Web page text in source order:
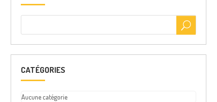
CATÉGORIES
Aucune catégorie